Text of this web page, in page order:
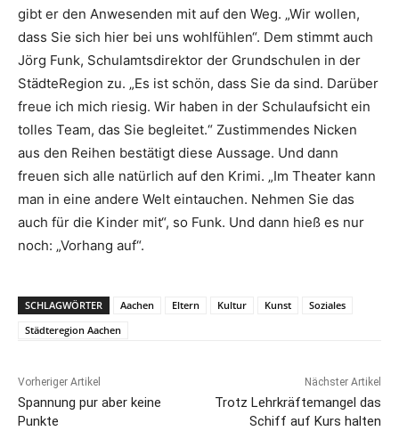
gibt er den Anwesenden mit auf den Weg. „Wir wollen,
dass Sie sich hier bei uns wohlfühlen“. Dem stimmt auch
Jörg Funk, Schulamtsdirektor der Grundschulen in der
StädteRegion zu. „Es ist schön, dass Sie da sind. Darüber
freue ich mich riesig. Wir haben in der Schulaufsicht ein
tolles Team, das Sie begleitet.“ Zustimmendes Nicken
aus den Reihen bestätigt diese Aussage. Und dann
freuen sich alle natürlich auf den Krimi. „Im Theater kann
man in eine andere Welt eintauchen. Nehmen Sie das
auch für die Kinder mit“, so Funk. Und dann hieß es nur
noch: „Vorhang auf“.
SCHLAGWÖRTER Aachen Eltern Kultur Kunst
Soziales
Städteregion Aachen
Vorheriger Artikel
Spannung pur aber keine
Punkte
Nächster Artikel
Trotz Lehrkräftemangel das
Schiff auf Kurs halten